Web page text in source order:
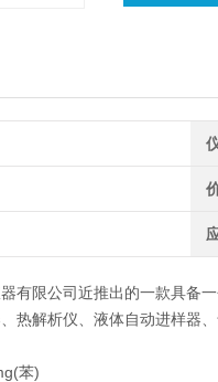
有限公司近推出的一款具备
热解析仪、液体自动进样器
苯)